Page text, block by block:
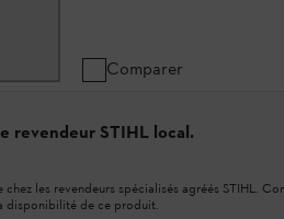
Comparer
revendeur STIHL local.
les revendeurs spécialisés agréés STIHL.
disponibilité de ce produit.